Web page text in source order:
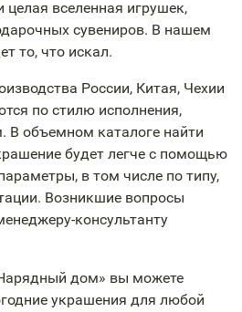
целая вселенная игрушек,
сувениров. В нашем
то, что искал.
России, Китая, Чехии
по стилю исполнения,
В объемном каталоге найти
будет легче с помощью
в том числе по типу,
Возникшие вопросы
консультанту
дом» вы можете
украшения для любой